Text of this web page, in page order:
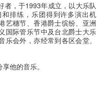
者，于1993年成立，以大乐队
排练，乐团得到许多演出机
艺穗节、香港爵士缤纷、亚洲
国际管乐节中及台北爵士大乐
会外，亦经常到各区会堂、
他的音乐。